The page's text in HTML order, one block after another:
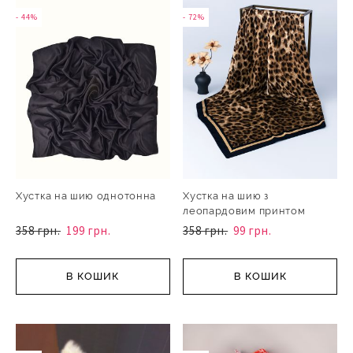
- 44%
Хустка на шию однотонна
358 грн. 199 грн.
В КОШИК
- 72%
Хустка на шию з
леопардовим принтом
358 грн. 99 грн.
В КОШИК